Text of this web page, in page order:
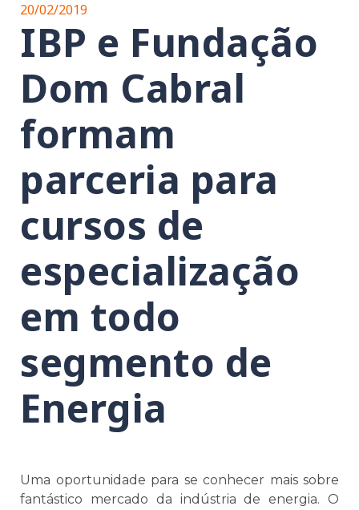
20/02/2019
IBP e Fundação
Dom Cabral
formam
parceria para
cursos de
especialização
em todo
segmento de
Energia
Uma oportunidade para se conhecer mais sobre
fantástico mercado da indústria de energia. O